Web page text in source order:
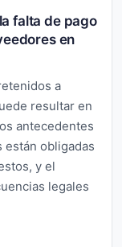
falta de pago
en
a
resultar en
antecedentes
están obligadas
y el
legales